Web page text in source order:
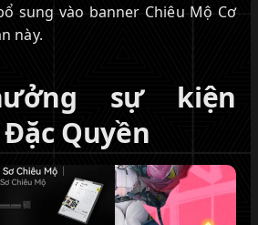
sung vào banner Chiêu Mộ Cơ
này.
sự kiện
Quyền